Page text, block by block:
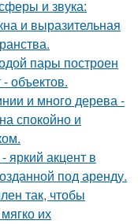
и звука:
и выразительная
пары построен
объектов.
и много дерева -
спокойно и
яркий акцент в
под аренду.
так, чтобы
их